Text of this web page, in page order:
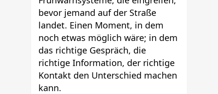
bevor jemand auf der Straße
landet. Einen Moment, in dem
noch etwas möglich wäre; in dem
das richtige Gespräch, die
richtige Information, der richtige
Kontakt den Unterschied machen
kann.